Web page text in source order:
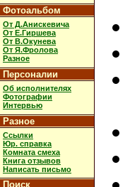
Фотоальбом
От Д.Анискевича
От Е.Гиршева
От В.Окунева
От Я.Фролова
Разное
Персоналии
Об исполнителях
Фотографии
Интервью
Разное
Ссылки
Юр. справка
Комната смеха
Книга отзывов
Написать письмо
Поиск